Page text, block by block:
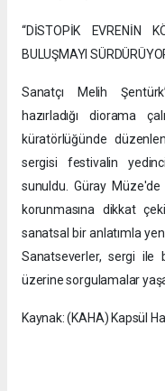
“DİSTOPİK EVRENİN
BULUŞMAYI
Sanatçı Melih
hazırladığı diorama
küratörlüğünde
sergisi festivalin
sunuldu. Güray
korunmasına dikkat
sanatsal bir anlatımla
Sanatseverler, sergi ile
üzerine sorgulamalar
Kaynak: (KAHA) Kapsül